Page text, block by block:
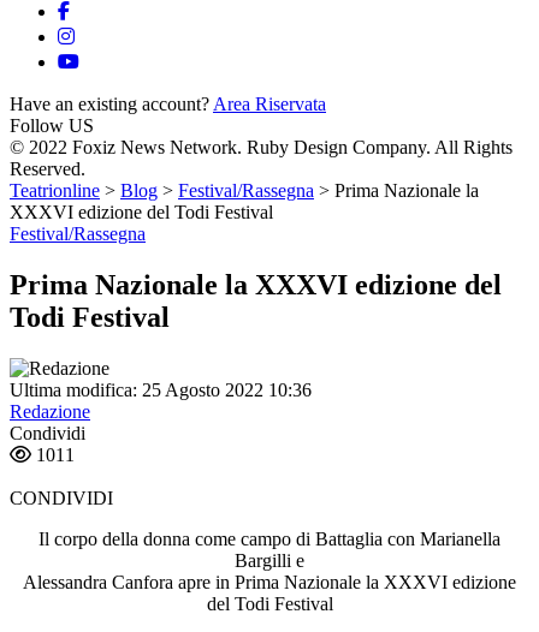
Have an existing account? Area Riservata
Follow US
© 2022 Foxiz News Network. Ruby Design Company. All Rights
Reserved.
Teatrionline > Blog > Festival/Rassegna > Prima Nazionale la
XXXVI edizione del Todi Festival
Festival/Rassegna
Prima Nazionale la XXXVI edizione del
Todi Festival
Ultima modifica: 25 Agosto 2022 10:36
Redazione
Condividi
1011
CONDIVIDI
Il corpo della donna come campo di Battaglia con Marianella
Bargilli e
Alessandra Canfora apre in Prima Nazionale la XXXVI edizione
del Todi Festival